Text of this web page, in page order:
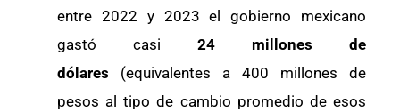
entre 2022 y 2023 el gobierno mexicano
gastó casi 24 millones de
dólares (equivalentes a 400 millones de
pesos al tipo de cambio promedio de esos